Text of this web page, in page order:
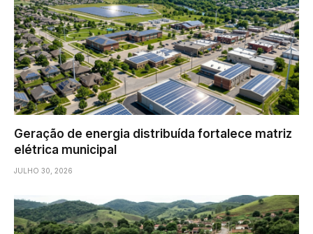
Geração de energia distribuída fortalece matriz
elétrica municipal
JULHO 30, 2026